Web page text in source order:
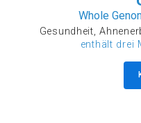
Whole
Gesundheit,
enthält drei